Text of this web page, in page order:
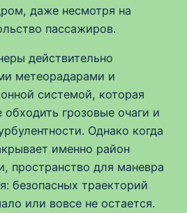
даже несмотря на
пассажиров.
действительно
метеорадарами и
системой, которая
обходить грозовые очаги и
Однако когда
именно район
пространство для маневра
безопасных траекторий
или вовсе не остается.